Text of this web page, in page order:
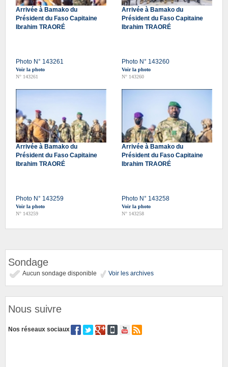
Arrivée à Bamako du
Président du Faso Capitaine
Ibrahim TRAORÉ
Photo N° 143261
Voir la photo
N° 143261
Arrivée à Bamako du
Président du Faso Capitaine
Ibrahim TRAORÉ
Photo N° 143260
Voir la photo
N° 143260
Arrivée à Bamako du
Président du Faso Capitaine
Ibrahim TRAORÉ
Photo N° 143259
Voir la photo
N° 143259
Arrivée à Bamako du
Président du Faso Capitaine
Ibrahim TRAORÉ
Photo N° 143258
Voir la photo
N° 143258
Sondage
Aucun sondage disponible Voir les archives
Nous suivre
Nos réseaux sociaux